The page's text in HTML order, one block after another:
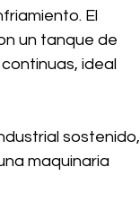
El
un tanque de
ideal
sostenido,
maquinaria